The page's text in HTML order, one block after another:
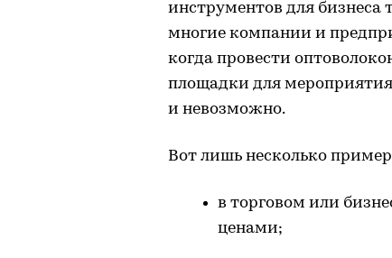
инструментов для бизнеса
многие компании и
когда провести
площадки для
и невозможно.
Вот лишь несколько
в торговом или
ценами;